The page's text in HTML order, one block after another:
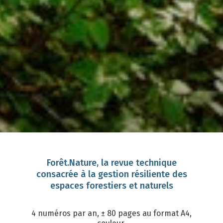
Forêt.Nature, la revue technique
consacrée à la gestion résiliente des
espaces forestiers et naturels
4 numéros par an, ± 80 pages au format A4,